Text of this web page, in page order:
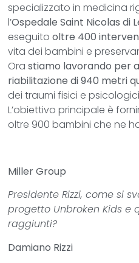
specializzato in medicina
l’Ospedale Saint Nicolas di
eseguitooltre 400
vita dei bambini e
Orastiamo lavorando per
riabilitazione di 940 metri
dei traumi fisici e
L’obiettivo principale è
oltre 900 bambini che ne
Miller Group
Presidente Rizzi, come si
progetto Unbroken Kids e
raggiunti?
Damiano Rizzi